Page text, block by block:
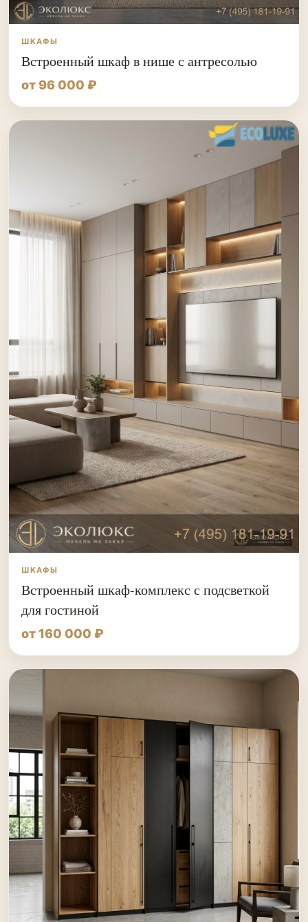
ШКАФЫ
Встроенный шкаф в нише с антресолью
от 96 000 ₽
ШКАФЫ
Встроенный шкаф-комплекс с подсветкой
для гостиной
от 160 000 ₽